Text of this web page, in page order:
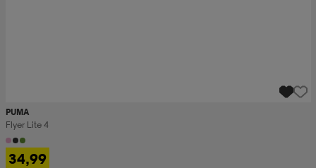
PUMA
Flyer Lite 4
34,99